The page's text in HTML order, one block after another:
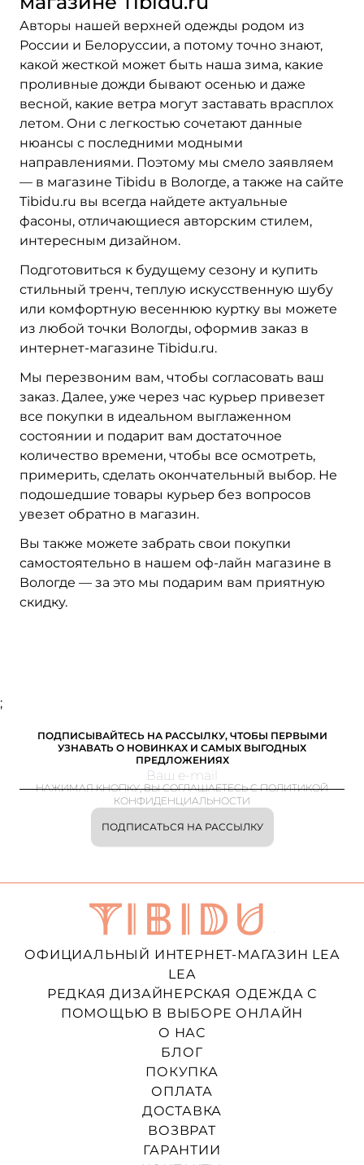
Авторы нашей верхней одежды родом из
России и Белоруссии, а потому точно знают,
какой жесткой может быть наша зима, какие
проливные дожди бывают осенью и даже
весной, какие ветра могут заставать врасплох
летом. Они с легкостью сочетают данные
нюансы с последними модными
направлениями. Поэтому мы смело заявляем
— в магазине Tibidu в Вологде, а также на сайте
Tibidu.ru вы всегда найдете актуальные
фасоны, отличающиеся авторским стилем,
интересным дизайном.
Подготовиться к будущему сезону и купить
стильный тренч, теплую искусственную шубу
или комфортную весеннюю куртку вы можете
из любой точки Вологды, оформив заказ в
интернет-магазине Tibidu.ru.
Мы перезвоним вам, чтобы согласовать ваш
заказ. Далее, уже через час курьер привезет
все покупки в идеальном выглаженном
состоянии и подарит вам достаточное
количество времени, чтобы все осмотреть,
примерить, сделать окончательный выбор. Не
подошедшие товары курьер без вопросов
увезет обратно в магазин.
Вы также можете забрать свои покупки
самостоятельно в нашем оф-лайн магазине в
Вологде — за это мы подарим вам приятную
скидку.
;
ПОДПИСЫВАЙТЕСЬ НА РАССЫЛКУ, ЧТОБЫ ПЕРВЫМИ
УЗНАВАТЬ О НОВИНКАХ И САМЫХ ВЫГОДНЫХ
ПРЕДЛОЖЕНИЯХ
ПОДПИСАТЬСЯ НА РАССЫЛКУ
НАЖИМАЯ КНОПКУ, ВЫ СОГЛАШАЕТЕСЬ С ПОЛИТИКОЙ
КОНФИДЕНЦИАЛЬНОСТИ
ОФИЦИАЛЬНЫЙ ИНТЕРНЕТ-МАГАЗИН LEA
LEA
РЕДКАЯ ДИЗАЙНЕРСКАЯ ОДЕЖДА С
ПОМОЩЬЮ В ВЫБОРЕ ОНЛАЙН
О НАС
БЛОГ
ПОКУПКА
ОПЛАТА
ДОСТАВКА
ВОЗВРАТ
ГАРАНТИИ